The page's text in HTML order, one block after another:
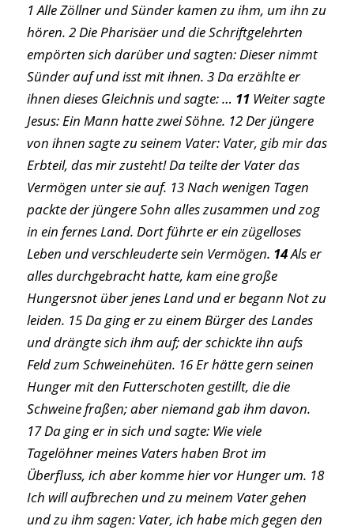
1 Alle Zöllner und Sünder kamen zu ihm, um ihn zu
hören. 2 Die Pharisäer und die Schriftgelehrten
empörten sich darüber und sagten: Dieser nimmt
Sünder auf und isst mit ihnen. 3 Da erzählte er
ihnen dieses Gleichnis und sagte: … 11Weiter sagte
Jesus: Ein Mann hatte zwei Söhne. 12 Der jüngere
von ihnen sagte zu seinem Vater: Vater, gib mir das
Erbteil, das mir zusteht! Da teilte der Vater das
Vermögen unter sie auf. 13 Nach wenigen Tagen
packte der jüngere Sohn alles zusammen und zog
in ein fernes Land. Dort führte er ein zügelloses
Leben und verschleuderte sein Vermögen. 14Als er
alles durchgebracht hatte, kam eine große
Hungersnot über jenes Land und er begann Not zu
leiden. 15 Da ging er zu einem Bürger des Landes
und drängte sich ihm auf; der schickte ihn aufs
Feld zum Schweinehüten. 16 Er hätte gern seinen
Hunger mit den Futterschoten gestillt, die die
Schweine fraßen; aber niemand gab ihm davon.
17 Da ging er in sich und sagte: Wie viele
Tagelöhner meines Vaters haben Brot im
Überfluss, ich aber komme hier vor Hunger um. 18
Ich will aufbrechen und zu meinem Vater gehen
und zu ihm sagen: Vater, ich habe mich gegen den